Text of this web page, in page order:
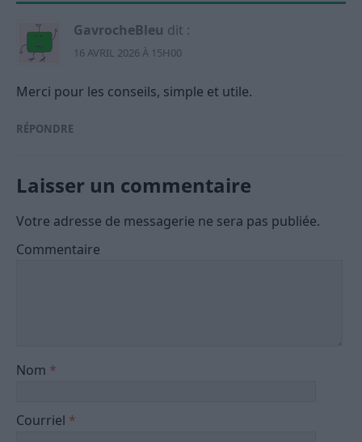
GavrocheBleu dit :
16 AVRIL 2026 À 15H00
Merci pour les conseils, simple et utile.
RÉPONDRE
Laisser un commentaire
Votre adresse de messagerie ne sera pas publiée.
Commentaire
Nom *
Courriel *